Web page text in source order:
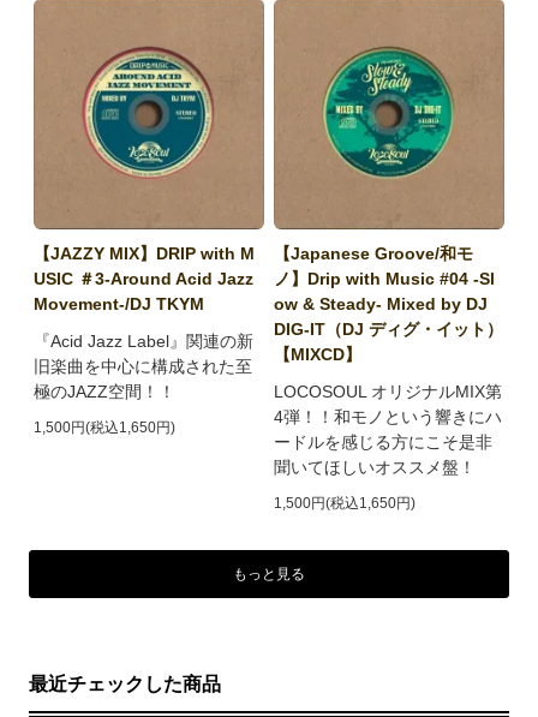
【JAZZY MIX】DRIP with M
USIC ＃3-Around Acid Jazz
Movement-/DJ TKYM
『Acid Jazz Label』関連の新
旧楽曲を中心に構成された至
極のJAZZ空間！！
1,500円(税込1,650円)
【Japanese Groove/和モ
ノ】Drip with Music #04 -Sl
ow & Steady- Mixed by DJ
DIG-IT（DJ ディグ・イット）
【MIXCD】
LOCOSOUL オリジナルMIX第
4弾！！和モノという響きにハ
ードルを感じる方にこそ是非
聞いてほしいオススメ盤！
1,500円(税込1,650円)
もっと見る
最近チェックした商品